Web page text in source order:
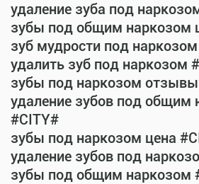
удаление зуба под
зубы под общим наркозом
зуб мудрости под
удалить зуб под наркозом
зубы под наркозом
удаление зубов под общим
#CITY#
зубы под наркозом цена
удаление зубов под
зубы под общим наркозом